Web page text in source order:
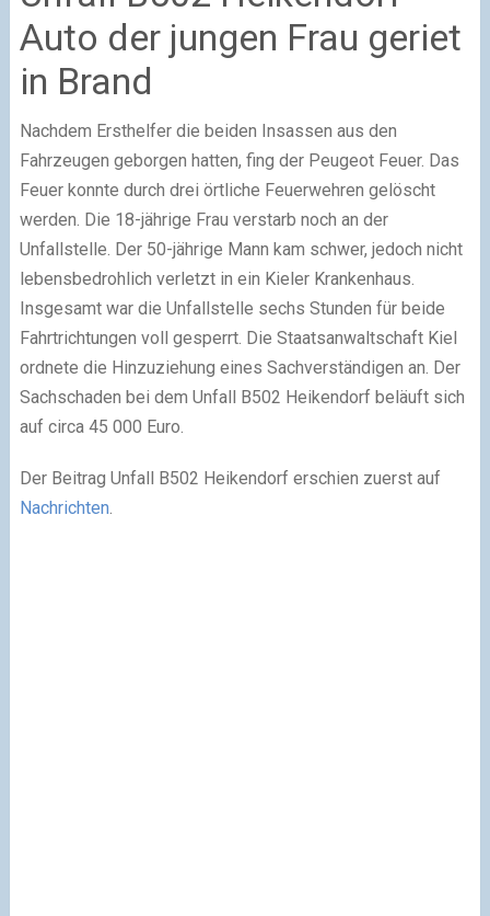
Auto der jungen Frau geriet
in Brand
Nachdem Ersthelfer die beiden Insassen aus den
Fahrzeugen geborgen hatten, fing der Peugeot Feuer. Das
Feuer konnte durch drei örtliche Feuerwehren gelöscht
werden. Die 18-jährige Frau verstarb noch an der
Unfallstelle. Der 50-jährige Mann kam schwer, jedoch nicht
lebensbedrohlich verletzt in ein Kieler Krankenhaus.
Insgesamt war die Unfallstelle sechs Stunden für beide
Fahrtrichtungen voll gesperrt. Die Staatsanwaltschaft Kiel
ordnete die Hinzuziehung eines Sachverständigen an. Der
Sachschaden bei dem Unfall B502 Heikendorf beläuft sich
auf circa 45 000 Euro.
Der Beitrag Unfall B502 Heikendorf erschien zuerst auf
Nachrichten.